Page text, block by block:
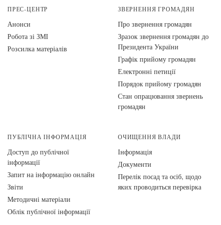
ПРЕС-ЦЕНТР
Анонси
Робота зі ЗМІ
Розсилка матеріалів
ЗВЕРНЕННЯ ГРОМАДЯН
Про звернення громадян
Зразок звернення громадян до
Президента України
Графік прийому громадян
Електронні петиції
Порядок прийому громадян
Стан опрацювання звернень
громадян
ПУБЛІЧНА ІНФОРМАЦІЯ
Доступ до публічної
інформації
Запит на інформацію онлайн
Звіти
Методичні матеріали
Облік публічної інформації
ОЧИЩЕННЯ ВЛАДИ
Інформація
Документи
Перелік посад та осіб, щодо
яких проводиться перевірка